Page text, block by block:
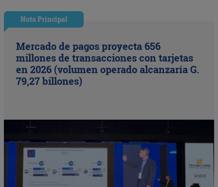
Nota Principal
Mercado de pagos proyecta 656
millones de transacciones con tarjetas
en 2026 (volumen operado alcanzaría G.
79,27 billones)